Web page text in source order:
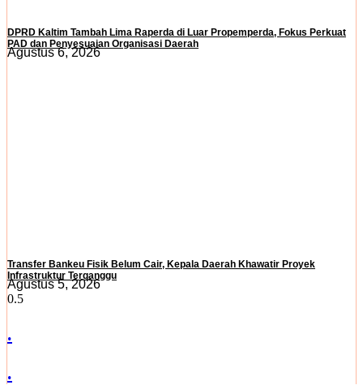
DPRD Kaltim Tambah Lima Raperda di Luar Propemperda, Fokus Perkuat
PAD dan Penyesuaian Organisasi Daerah
Agustus 6, 2026
Transfer Bankeu Fisik Belum Cair, Kepala Daerah Khawatir Proyek
Infrastruktur Terganggu
Agustus 5, 2026
.
.